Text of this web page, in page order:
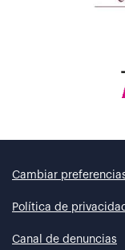
Cambiar
Política de
Canal de denuncias